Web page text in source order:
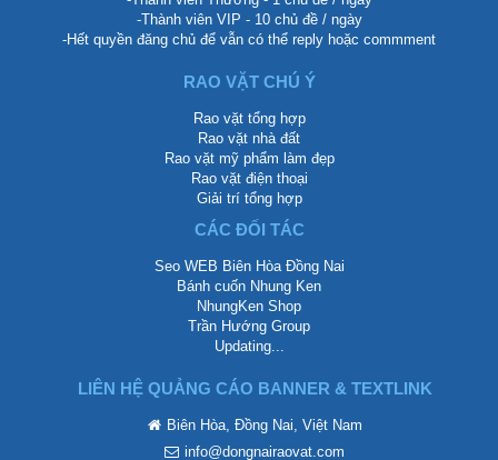
-Thành viên VIP - 10 chủ đề / ngày
-Hết quyền đăng chủ để vẫn có thể reply hoặc commment
RAO VẶT CHÚ Ý
Rao vặt tổng hợp
Rao vặt nhà đất
Rao vặt mỹ phẩm làm đẹp
Rao vặt điện thoại
Giải trí tổng hợp
CÁC ĐỐI TÁC
Seo WEB Biên Hòa Đồng Nai
Bánh cuốn Nhung Ken
NhungKen Shop
Trần Hướng Group
Updating...
LIÊN HỆ QUẢNG CÁO BANNER & TEXTLINK
Biên Hòa, Đồng Nai, Việt Nam
info@dongnairaovat.com